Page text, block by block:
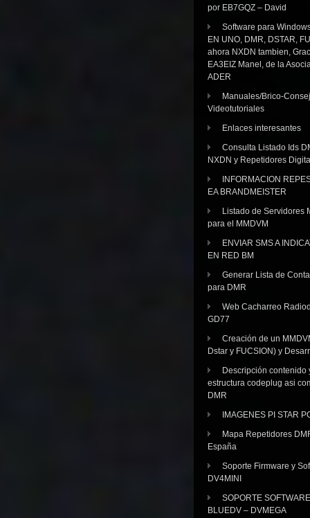
por EB7GQZ – David
Software para
EN UNO, DMR, DSTAR,
ahora NXDN tambien,
EA3EIZ Manel, de la
ADER
Manuales/Brico-
Videotutoriales
Enlaces interesantes
Consulta Listado Ids
NXDN y Repetidores
INFORMACION
EA BRANDMEISTER
Listado de Servidores
para el MMDVM
ENVIAR SMS A
EN RED BM
Generar Lista de
para DMR
Web Cacharreo
GD77
Creación de un
Dstar y FUCSION) y
Descripción contenido
estructura codeplug asi
DMR
IMAGENES PI STAR
Mapa Repetidores
España
Soporte Firmware y
DV4MINI
SOPORTE SOFTWARE
BLUEDV – DVMEGA